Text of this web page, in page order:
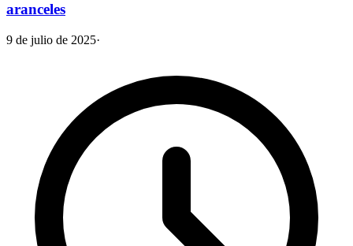
aranceles
9 de julio de 2025·